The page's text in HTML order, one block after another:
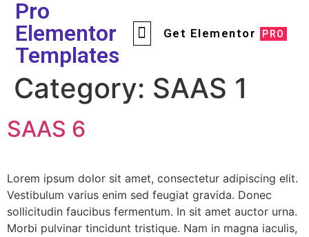
Pro
Elementor
Templates
Get Elementor PRO
Category: SAAS 1
SAAS 6
Lorem ipsum dolor sit amet, consectetur adipiscing elit.
Vestibulum varius enim sed feugiat gravida. Donec
sollicitudin faucibus fermentum. In sit amet auctor urna.
Morbi pulvinar tincidunt tristique. Nam in magna iaculis,